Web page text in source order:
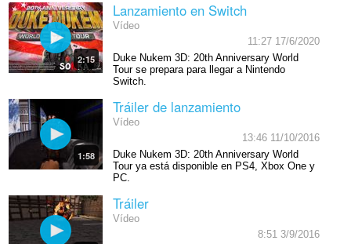
2:15
Lanzamiento en Switch
Vídeo
11:27 17/6/2020
Duke Nukem 3D: 20th Anniversary World
Tour se prepara para llegar a Nintendo
Switch.
1:58
Tráiler de lanzamiento
Vídeo
13:46 11/10/2016
Duke Nukem 3D: 20th Anniversary World
Tour ya está disponible en PS4, Xbox One y
PC.
Tráiler
Vídeo
8:51 3/9/2016